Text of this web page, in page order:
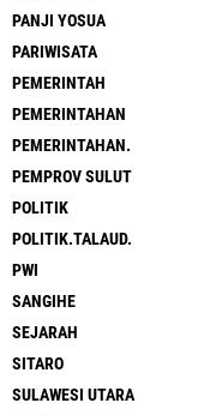
PANJI YOSUA
PARIWISATA
PEMERINTAH
PEMERINTAHAN
PEMERINTAHAN.
PEMPROV SULUT
POLITIK
POLITIK.TALAUD.
PWI
SANGIHE
SEJARAH
SITARO
SULAWESI UTARA